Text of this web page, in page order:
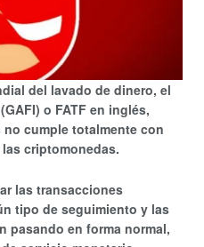
del lavado de dinero, el
o FATF en inglés,
cumple totalmente con
criptomonedas.
las transacciones
tipo de seguimiento y las
pasando en forma normal,